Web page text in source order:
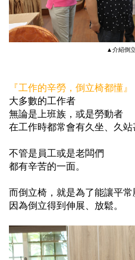
▲介紹倒
『工作的辛勞，倒立椅都懂』
大多數的工作者
無論是上班族，或是勞動者
在工作時都常會有久坐、久
不管是員工或是老闆們
都有辛苦的一面。
而倒立椅，就是為了能讓平
因為倒立得到伸展、放鬆。